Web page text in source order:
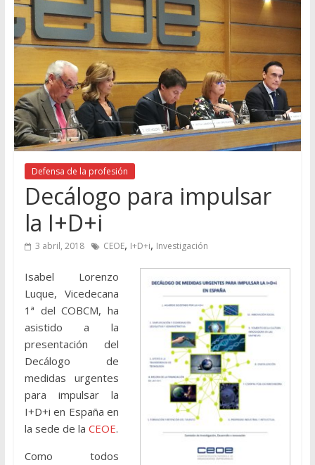
Defensa de la profesión
Decálogo para impulsar
la I+D+i
3 abril, 2018 CEOE, I+D+i, Investigación
Isabel Lorenzo
Luque, Vicedecana
1ª del COBCM, ha
asistido a la
presentación del
Decálogo de
medidas urgentes
para impulsar la
I+D+i en España en
la sede de la CEOE.
Como todos